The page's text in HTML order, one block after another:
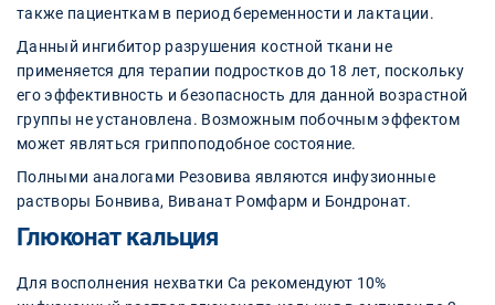
также пациенткам в период беременности и лактации.
Данный ингибитор разрушения костной ткани не
применяется для терапии подростков до 18 лет, поскольку
его эффективность и безопасность для данной возрастной
группы не установлена. Возможным побочным эффектом
может являться гриппоподобное состояние.
Полными аналогами Резовива являются инфузионные
растворы Бонвива, Виванат Ромфарм и Бондронат.
Глюконат кальция
Для восполнения нехватки Са рекомендуют 10%